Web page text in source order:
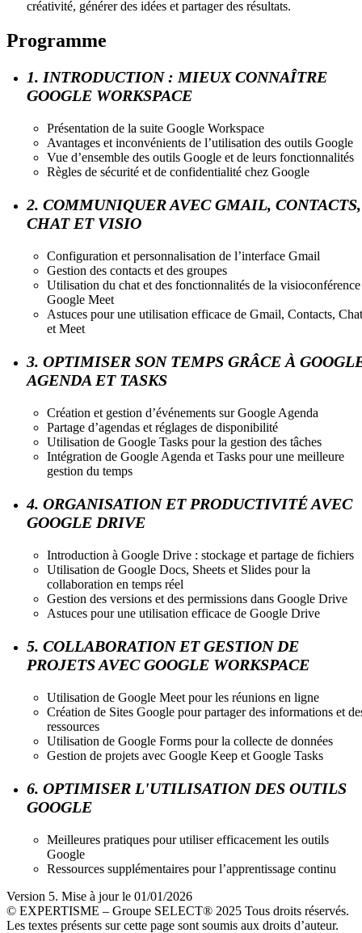
créativité, générer des idées et partager des résultats.
Programme
1. INTRODUCTION : MIEUX CONNAÎTRE
GOOGLE WORKSPACE
Présentation de la suite Google Workspace
Avantages et inconvénients de l’utilisation des outils Google
Vue d’ensemble des outils Google et de leurs fonctionnalités
Règles de sécurité et de confidentialité chez Google
2. COMMUNIQUER AVEC GMAIL, CONTACTS,
CHAT ET VISIO
Configuration et personnalisation de l’interface Gmail
Gestion des contacts et des groupes
Utilisation du chat et des fonctionnalités de la visioconférence
Google Meet
Astuces pour une utilisation efficace de Gmail, Contacts, Chat
et Meet
3. OPTIMISER SON TEMPS GRÂCE À
AGENDA ET TASKS
Création et gestion d’événements sur Google Agenda
Partage d’agendas et réglages de disponibilité
Utilisation de Google Tasks pour la gestion des tâches
Intégration de Google Agenda et Tasks pour une meilleure
gestion du temps
4. ORGANISATION ET PRODUCTIVITÉ AVEC
GOOGLE DRIVE
Introduction à Google Drive : stockage et partage de fichiers
Utilisation de Google Docs, Sheets et Slides pour la
collaboration en temps réel
Gestion des versions et des permissions dans Google Drive
Astuces pour une utilisation efficace de Google Drive
5. COLLABORATION ET GESTION DE
PROJETS AVEC GOOGLE WORKSPACE
Utilisation de Google Meet pour les réunions en ligne
Création de Sites Google pour partager des informations et
ressources
Utilisation de Google Forms pour la collecte de données
Gestion de projets avec Google Keep et Google Tasks
6. OPTIMISER L'UTILISATION DES OUTILS
GOOGLE
Meilleures pratiques pour utiliser efficacement les outils
Google
Ressources supplémentaires pour l’apprentissage continu
Version 5. Mise à jour le 01/01/2026
© EXPERTISME – Groupe SELECT® 2025 Tous droits réservés.
Les textes présents sur cette page sont soumis aux droits d’auteur.